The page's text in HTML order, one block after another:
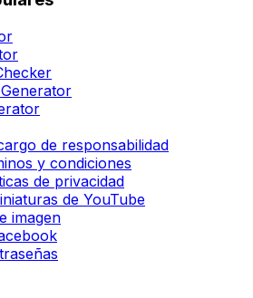
de responsabilidad
y condiciones
de privacidad
de YouTube
imagen